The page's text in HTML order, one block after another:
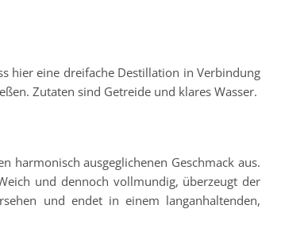
hier eine dreifache Destillation in Verbindung
Zutaten sind Getreide und klares Wasser.
harmonisch ausgeglichenen Geschmack aus.
und dennoch vollmundig, überzeugt der
und endet in einem langanhaltenden,